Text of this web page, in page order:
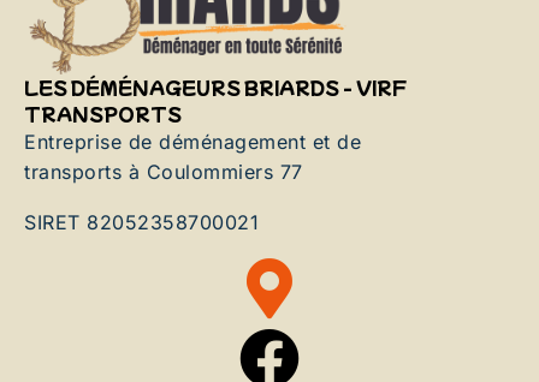
LES DÉMÉNAGEURS BRIARDS - VIRF
TRANSPORTS
Entreprise de déménagement et de
transports à Coulommiers 77
SIRET 82052358700021